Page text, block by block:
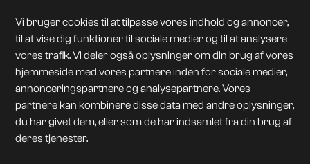
Vi bruger cookies til at tilpasse vores indhold og annoncer,
til at vise dig funktioner til sociale medier og til at analysere
vores trafik. Vi deler også oplysninger om din brug af vores
hjemmeside med vores partnere inden for sociale medier,
annonceringspartnere og analysepartnere. Vores
partnere kan kombinere disse data med andre oplysninger,
du har givet dem, eller som de har indsamlet fra din brug af
deres tjenester.